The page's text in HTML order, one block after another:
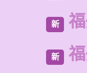
新
新